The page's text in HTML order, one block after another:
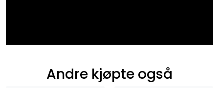
Andre kjøpte også